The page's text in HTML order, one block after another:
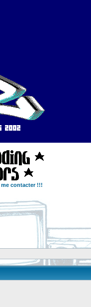
me contacter !!!